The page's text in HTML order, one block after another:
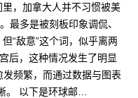
里，加拿大人并不习惯被美
最多是被刻板印象调侃、
“敌意”这个词，似乎离两
后，这种情况发生了明显
发频繁，而通过数据与图表
。 以下是环球邮…